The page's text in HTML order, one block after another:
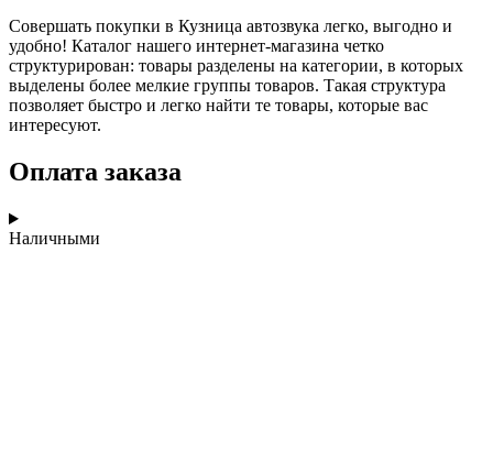
Совершать покупки в Кузница автозвука легко, выгодно и
удобно! Каталог нашего интернет-магазина четко
структурирован: товары разделены на категории, в которых
выделены более мелкие группы товаров. Такая структура
позволяет быстро и легко найти те товары, которые вас
интересуют.
Оплата заказа
Наличными